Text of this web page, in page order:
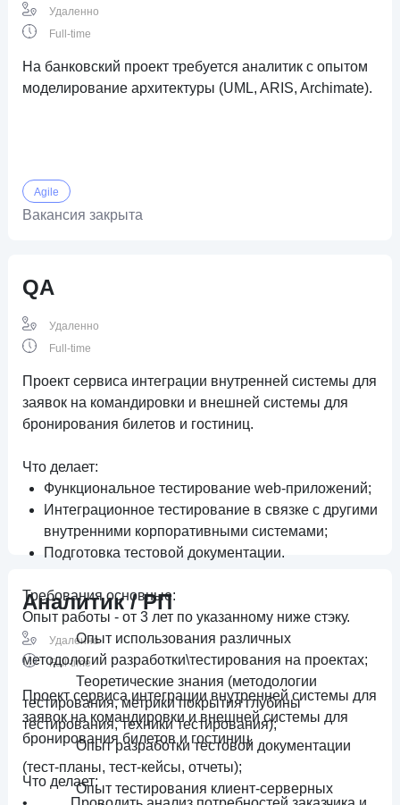
Удаленно
Full-time
На банковский проект требуется аналитик c опытом
моделирование архитектуры (UML, ARIS, Archimate).
Agile
Вакансия закрыта
QA
Удаленно
Full-time
Проект сервиса интеграции внутренней системы для
заявок на командировки и внешней системы для
бронирования билетов и гостиниц.
Что делает:
Функциональное тестирование web-приложений;
Интеграционное тестирование в связке с другими
внутренними корпоративными системами;
Подготовка тестовой документации.
Требования основные:
Опыт работы - от 3 лет по указанному ниже стэку.
Опыт использования различных
методологий разработки\тестирования на проектах;
Теоретические знания (методологии
тестирования, метрики покрытия глубины
тестирования, техники тестирования);
Опыт разработки тестовой документации
(тест-планы, тест-кейсы, отчеты);
Опыт тестирования клиент-серверных
Аналитик / РП
Удаленно
Full-time
Проект сервиса интеграции внутренней системы для
заявок на командировки и внешней системы для
бронирования билетов и гостиниц.
Что делает: